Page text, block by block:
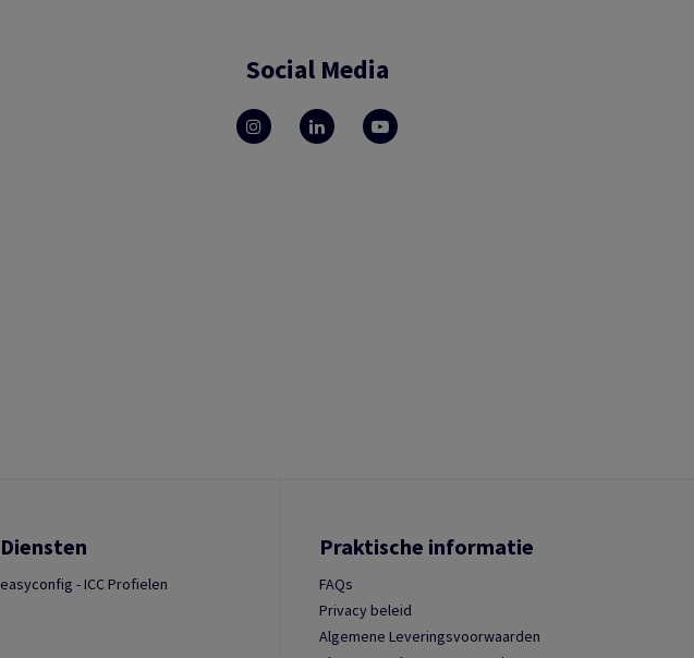
Social Media
Diensten
easyconfig - ICC Profielen
Praktische informatie
FAQs
Privacy beleid
Algemene Leveringsvoorwaarden